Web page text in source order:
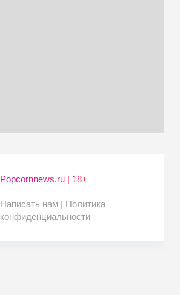
Popcornnews.ru | 18+
Написать нам | Политика
конфиденциальности